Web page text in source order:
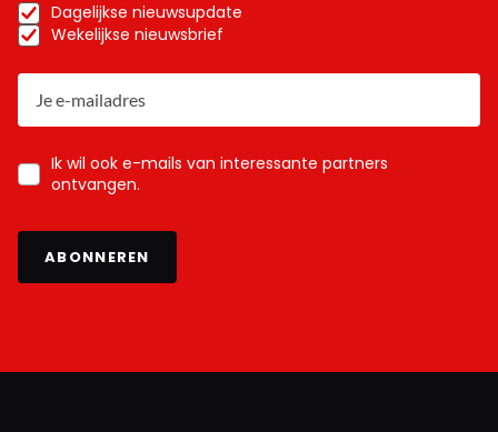
Dagelijkse nieuwsupdate
Wekelijkse nieuwsbrief
Ik wil ook e-mails van interessante partners
ontvangen.
ABONNEREN